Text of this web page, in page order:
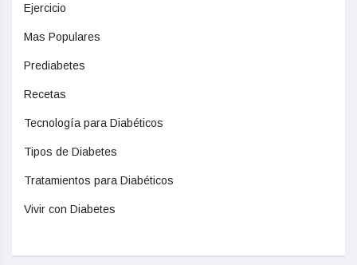
Ejercicio
Mas Populares
Prediabetes
Recetas
Tecnología para Diabéticos
Tipos de Diabetes
Tratamientos para Diabéticos
Vivir con Diabetes